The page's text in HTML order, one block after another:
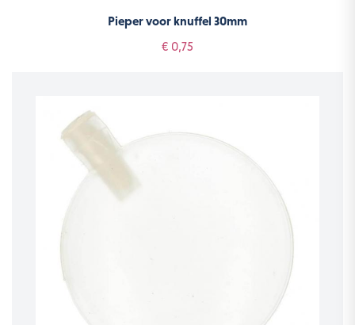
Pieper voor knuffel 30mm
€ 0,75